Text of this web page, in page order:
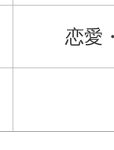
恋愛